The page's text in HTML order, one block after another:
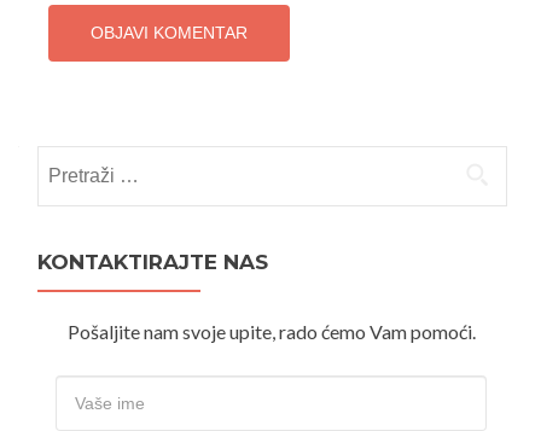
KONTAKTIRAJTE NAS
Pošaljite nam svoje upite, rado ćemo Vam pomoći.